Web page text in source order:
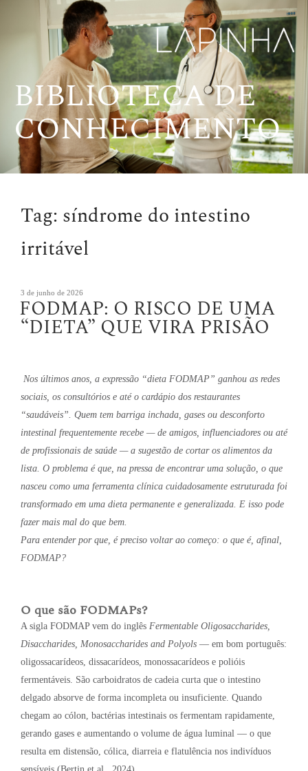
BIBLIOTECA DE
CONHECIMENTO
Tag: síndrome do intestino
irritável
Publicado
em
3 de junho de 2026
FODMAP: O RISCO DE UMA
“DIETA” QUE VIRA PRISÃO
Nos últimos anos, a expressão “dieta FODMAP” ganhou as redes
sociais, os consultórios e até o cardápio dos restaurantes
“saudáveis”. Quem tem barriga inchada, gases ou desconforto
intestinal frequentemente recebe — de amigos, influenciadores ou até
de profissionais de saúde — a sugestão de cortar os alimentos da
lista. O problema é que, na pressa de encontrar uma solução, o que
nasceu como uma ferramenta clínica cuidadosamente estruturada foi
transformado em uma dieta permanente e generalizada. E isso pode
fazer mais mal do que bem.
Para entender por que, é preciso voltar ao começo: o que é, afinal,
FODMAP?
O que são FODMAPs?
A sigla FODMAP vem do inglês Fermentable Oligosaccharides,
Disaccharides, Monosaccharides and Polyols — em bom português:
oligossacarídeos, dissacarídeos, monossacarídeos e polióis
fermentáveis. São carboidratos de cadeia curta que o intestino
delgado absorve de forma incompleta ou insuficiente. Quando
chegam ao cólon, bactérias intestinais os fermentam rapidamente,
gerando gases e aumentando o volume de água luminal — o que
resulta em distensão, cólica, diarreia e flatulência nos indivíduos